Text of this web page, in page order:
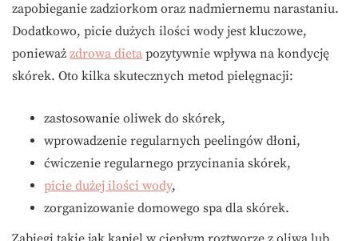
zapobieganie zadziorkom oraz nadmiernemu narastaniu.
Dodatkowo, picie dużych ilości wody jest kluczowe,
ponieważ zdrowa dieta pozytywnie wpływa na kondycję
skórek. Oto kilka skutecznych metod pielęgnacji:
zastosowanie oliwek do skórek,
wprowadzenie regularnych peelingów dłoni,
ćwiczenie regularnego przycinania skórek,
picie dużej ilości wody,
zorganizowanie domowego spa dla skórek.